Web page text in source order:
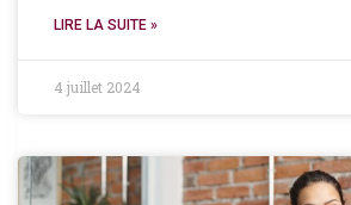
LIRE LA SUITE »
4 juillet 2024